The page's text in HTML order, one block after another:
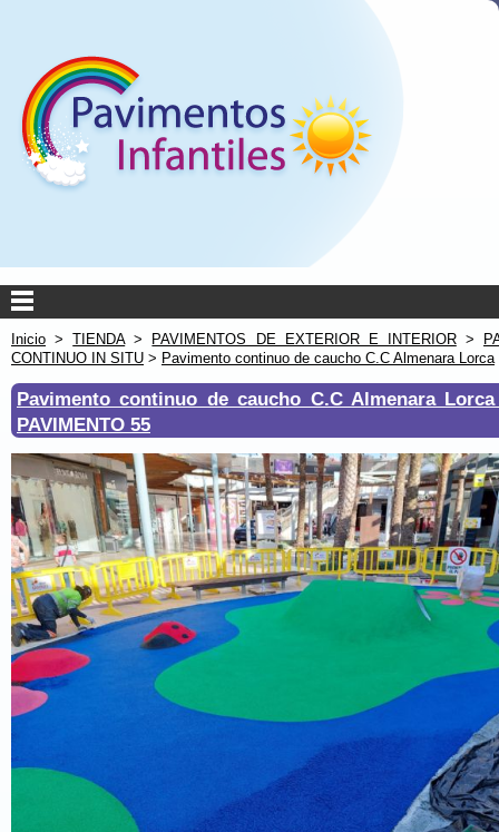
Inicio >TIENDA> PAVIMENTOS DE EXTERIOR E INTERIOR>
CONTINUO IN SITU > Pavimento continuo de caucho C.C Almenara Lorca
Pavimento continuo de caucho C.C Almenara
PAVIMENTO 55